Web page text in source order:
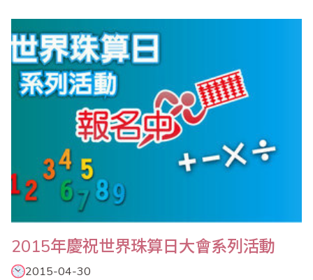
禮堂 ..
2015年慶祝世界珠算日大會系列活動
2015-04-30